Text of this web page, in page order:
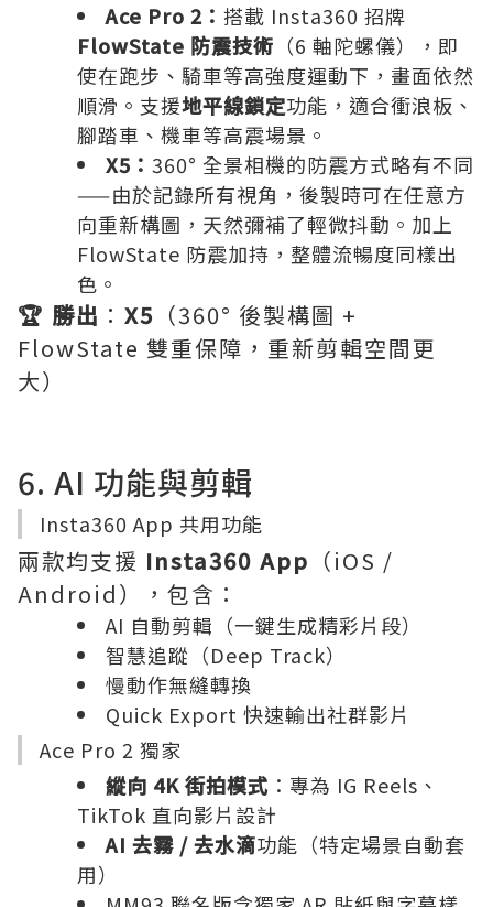
Ace Pro 2： 搭載 Insta360 招牌
FlowState 防震技術 （6 軸陀螺儀），即
使在跑步、騎車等高強度運動下，畫面依然
順滑。支援地平線鎖定功能，適合衝浪板、
腳踏車、機車等高震場景。
X5： 360° 全景相機的防震方式略有不同
——由於記錄所有視角，後製時可在任意方
向重新構圖，天然彌補了輕微抖動。加上
FlowState 防震加持，整體流暢度同樣出
色。
🏆 勝出 ： X5 （360° 後製構圖 +
FlowState 雙重保障，重新剪輯空間更
大）
6. AI 功能與剪輯
Insta360 App 共用功能
兩款均支援 Insta360 App （iOS /
Android），包含：
AI 自動剪輯（一鍵生成精彩片段）
智慧追蹤（Deep Track）
慢動作無縫轉換
Quick Export 快速輸出社群影片
Ace Pro 2 獨家
縱向 4K 街拍模式 ：專為 IG Reels、
TikTok 直向影片設計
AI 去霧 / 去水滴功能（特定場景自動套
用）